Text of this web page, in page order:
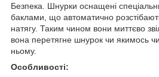
Безпека. Шнурки оснащені
баклами, що автоматично
натягу. Таким чином вони миттєво
вона перетягне шнурок чи якимось
ньому.
Особливості: